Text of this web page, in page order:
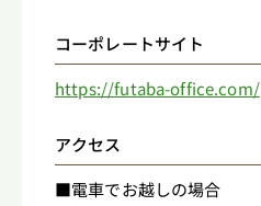
コーポレートサイト
https://futaba-office.com/
アクセス
■電車でお越しの場合